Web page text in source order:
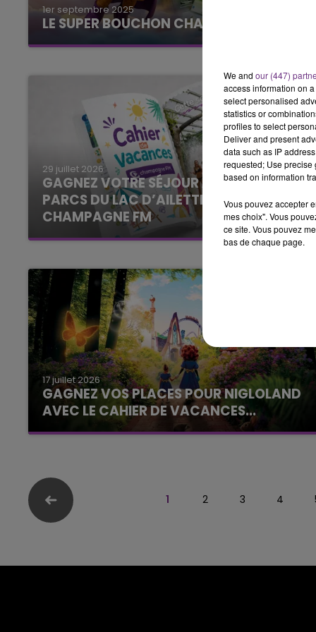
10h00 - 14h00
LE TICKET DE CAISSE
1er septembre 2025
LE SUPER BOUCHON CHAMPAGNE FM
avec La Famille Champagne FM, à 8H10
29 juillet 2026
GAGNEZ VOTRE SÉJOUR AU CENTER
PARCS DU LAC D’AILETTE AVEC
CHAMPAGNE FM
La Famille de l'été
17 juillet 2026
GAGNEZ VOS PLACES POUR NIGLOLAND
AVEC LE CAHIER DE VACANCES...
La Famille de l'été
1 2 3 4
We and our (447)
access information on
select personalised
statistics or
profiles to select
Deliver and present
data such as IP
requested; Use precise
based on information
Vous pouvez accepter
mes choix". Vous
ce site. Vous pouvez
bas de chaque page.